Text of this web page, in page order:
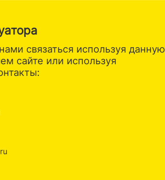
связаться используя данную
сайте или используя